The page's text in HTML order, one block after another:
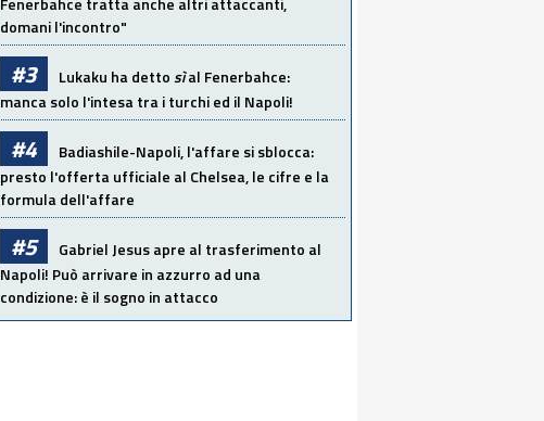
domani l'incontro"
#3 Lukaku ha dettosìal Fenerbahce:
manca solo l'intesa tra i turchi ed il Napoli!
#4
Badiashile-Napoli, l'affare si sblocca:
presto l'offerta ufficiale al Chelsea, le cifre e la
formula dell'affare
#5
Gabriel Jesus apre al trasferimento al
Napoli! Può arrivare in azzurro ad una
condizione: è il sogno in attacco